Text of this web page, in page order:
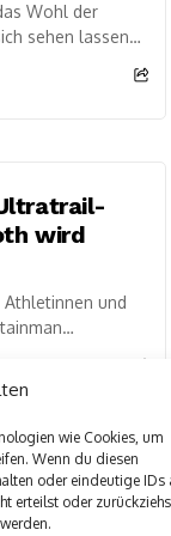
wie Cookies, um
Wenn du diesen
oder eindeutige IDs
erteilst oder
Wohl der
sehen lassen
wird
und
–